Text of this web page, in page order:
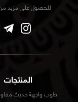
المنتجات
طوب واجهة حديث
للحصول على مزيد من